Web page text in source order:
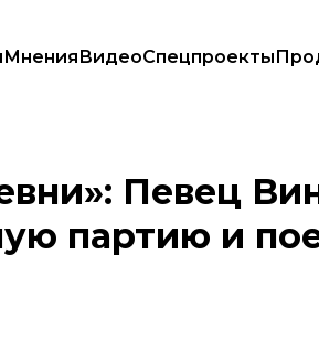
МненияВидеоСпецпроекты
партию и поедет в тур с Поплавским
Певец
партию и